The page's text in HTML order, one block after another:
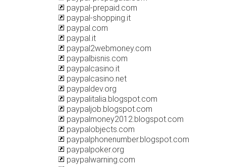
paypal-prepaid.com
paypal-shopping.it
paypal.com
paypal.it
paypal2webmoney.com
paypalbisnis.com
paypalcasino.it
paypalcasino.net
paypaldev.org
paypalitalia.blogspot.com
paypaljob.blogspot.com
paypalmoney2012.blogspot.com
paypalobjects.com
paypalphonenumber.blogspot.com
paypalpoker.org
paypalwarning.com